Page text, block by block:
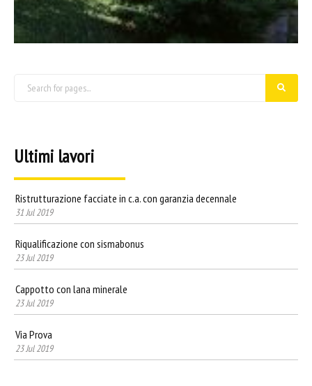
Ultimi lavori
Ristrutturazione facciate in c.a. con garanzia decennale
31 Jul 2019
Riqualificazione con sismabonus
23 Jul 2019
Cappotto con lana minerale
23 Jul 2019
Via Prova
23 Jul 2019